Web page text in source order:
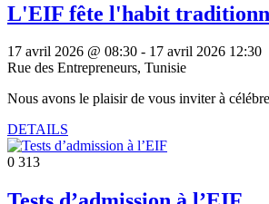
L'EIF fête l'habit
17 avril 2026 @ 08:30 - 17 avril 2026 12:30
Rue des Entrepreneurs, Tunisie
Nous avons le plaisir de vous inviter à
DETAILS
0 313